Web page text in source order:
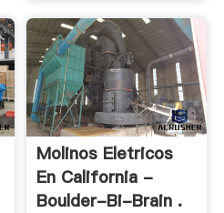
Molinos Eletricos
En California -
Boulder-Bi-Brain .